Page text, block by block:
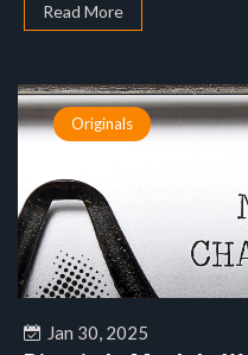
Read More
Originals
Jan 30, 2025